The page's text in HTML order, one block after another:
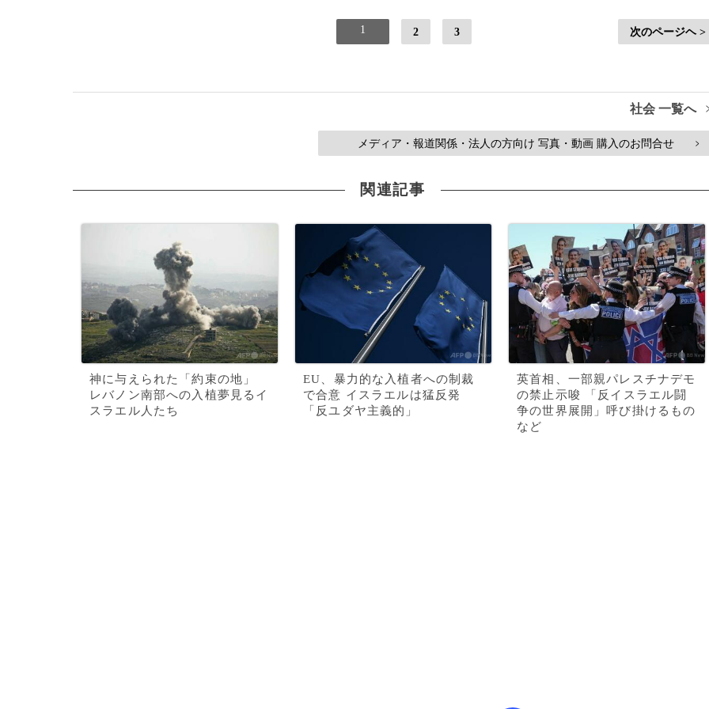
1 2 3 次のページヘ >
社会 一覧へ
メディア・報道関係・法人の方向け 写真・動画 購入のお問合せ >
関連記事
神に与えられた「約束の地」
レバノン南部への入植夢見るイ
スラエル人たち
EU、暴力的な入植者への制裁
で合意 イスラエルは猛反発
「反ユダヤ主義的」
英首相、一部親パレスチナデモ
の禁止示唆 「反イスラエル闘
争の世界展開」呼び掛けるもの
など